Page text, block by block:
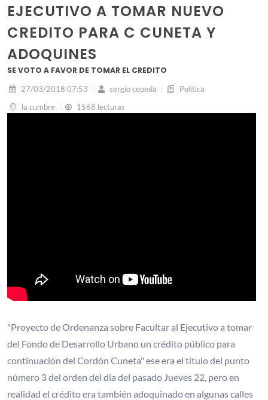
EJECUTIVO A TOMAR NUEVO
CREDITO PARA C CUNETA Y
ADOQUINES
SE VOTO A FAVOR DE TOMAR EL CREDITO
27/03/2018 07:53 sergio cepeda
Política
la cumbre
1568 lecturas
"Proyecto de Ordenanza sobre Facultar al Ejecutivo a tomar
del Fondo de Desarrollo Urbano un crédito público para
continuación del Cordón Cuneta" ese era el título del punto
número 3 del orden del dia del pasado Jueves 22, pero en
realidad el crédito era también adoquinado en algunas calles